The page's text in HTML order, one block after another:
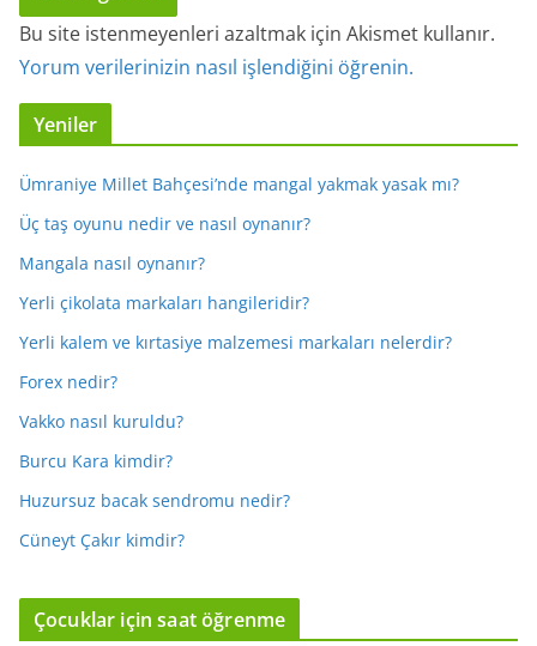
Bu site istenmeyenleri azaltmak için Akismet kullanır.
Yorum verilerinizin nasıl işlendiğini öğrenin.
Yeniler
Ümraniye Millet Bahçesi’nde mangal yakmak yasak mı?
Üç taş oyunu nedir ve nasıl oynanır?
Mangala nasıl oynanır?
Yerli çikolata markaları hangileridir?
Yerli kalem ve kırtasiye malzemesi markaları nelerdir?
Forex nedir?
Vakko nasıl kuruldu?
Burcu Kara kimdir?
Huzursuz bacak sendromu nedir?
Cüneyt Çakır kimdir?
Çocuklar için saat öğrenme